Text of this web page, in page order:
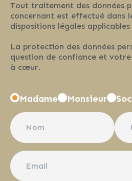
Tout traitement des données
concernant est effectué dans
dispositions légales
La protection des données
question de confiance et
à cœur.
Madame Monsieur